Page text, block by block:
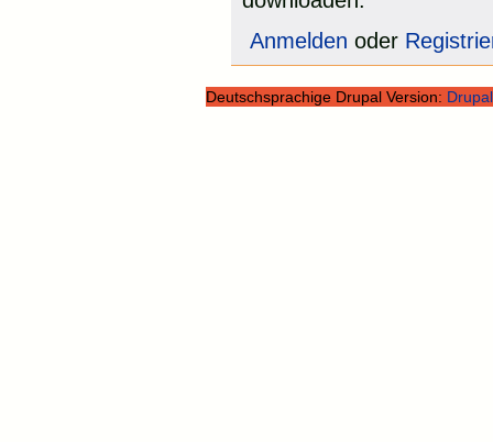
Anmelden oder
Deutschsprachige Drupal Version: